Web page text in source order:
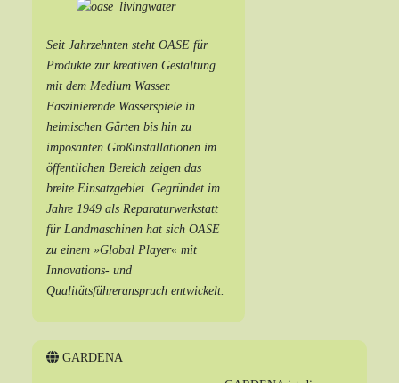
Seit Jahrzehnten steht OASE für
Produkte zur kreativen Gestaltung
mit dem Medium Wasser.
Faszinierende Wasserspiele in
heimischen Gärten bis hin zu
imposanten Großinstallationen im
öffentlichen Bereich zeigen das
breite Einsatzgebiet. Gegründet im
Jahre 1949 als Reparaturwerkstatt
für Landmaschinen hat sich OASE
zu einem »Global Player« mit
Innovations- und
Qualitätsführeranspruch entwickelt.
GARDENA